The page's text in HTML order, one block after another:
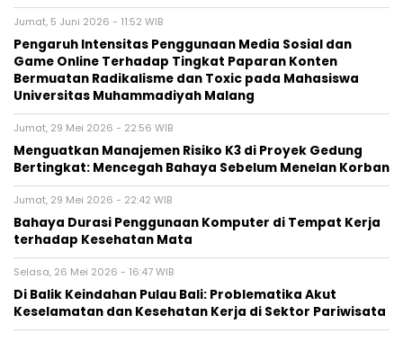
Jumat, 5 Juni 2026 - 11:52 WIB
Pengaruh Intensitas Penggunaan Media Sosial dan
Game Online Terhadap Tingkat Paparan Konten
Bermuatan Radikalisme dan Toxic pada Mahasiswa
Universitas Muhammadiyah Malang
Jumat, 29 Mei 2026 - 22:56 WIB
Menguatkan Manajemen Risiko K3 di Proyek Gedung
Bertingkat: Mencegah Bahaya Sebelum Menelan Korban
Jumat, 29 Mei 2026 - 22:42 WIB
Bahaya Durasi Penggunaan Komputer di Tempat Kerja
terhadap Kesehatan Mata
Selasa, 26 Mei 2026 - 16:47 WIB
Di Balik Keindahan Pulau Bali: Problematika Akut
Keselamatan dan Kesehatan Kerja di Sektor Pariwisata